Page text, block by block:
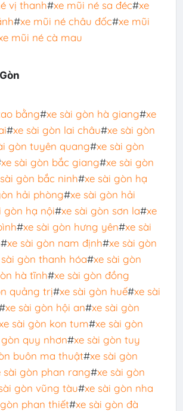
vị thanh#xe mũi né sa đéc#xe
#xe mũi né châu đốc#xe mũi
mũi né cà mau
bằng#xe sài gòn hà giang#xe
#xe sài gòn lai châu#xe sài gòn
gòn tuyên quang#xe sài gòn
xe sài gòn bắc giang#xe sài gòn
gòn bắc ninh#xe sài gòn hạ
hải phòng#xe sài gòn hải
gòn hạ nội#xe sài gòn sơn la#xe
#xe sài gòn hưng yên#xe sài
#xe sài gòn nam định#xe sài gòn
gòn thanh hóa#xe sài gòn
hà tĩnh#xe sài gòn đồng
quảng trị#xe sài gòn huế#xe sài
xe sài gòn hội an#xe sài gòn
sài gòn kon tum#xe sài gòn
quy nhơn#xe sài gòn tuy
buôn ma thuật#xe sài gòn
sài gòn phan rang#xe sài gòn
gòn vũng tàu#xe sài gòn nha
phan thiết#xe sài gòn đà